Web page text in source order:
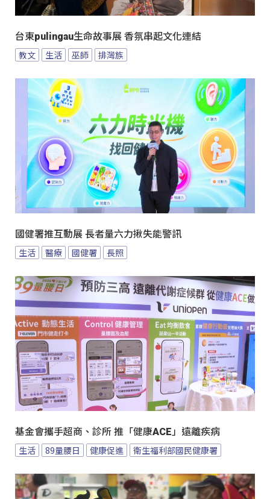
台東pulingau生命故事展 香氛串起文化連結
教文 生活 巫師 排灣族
國健署推互動展 長者量六力揪失能警訊
生活 醫療 國健署 長照
基金會攜手超商、診所 推「健康ACE」遠離疾病
生活 89量腰日 健康促進 衛生福利部國民健康署